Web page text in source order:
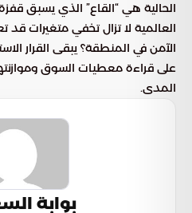
الحالية هي “القاع” الذي يسبق
العالمية لا تزال تخفي متغيرات قد
الآمن في المنطقة؟ يبقى القرار
على قراءة معطيات السوق
المدى.
بوابة